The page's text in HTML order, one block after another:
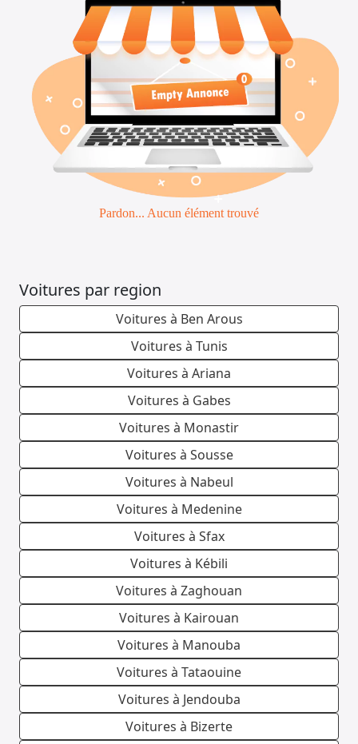
Multimedia
Emploi &
Services
Pardon... Aucun élément trouvé
Voitures par region
Voitures à Ben Arous
Voitures à Tunis
Voitures à Ariana
Voitures à Gabes
Voitures à Monastir
Voitures à Sousse
Voitures à Nabeul
Voitures à Medenine
Voitures à Sfax
Voitures à Kébili
Voitures à Zaghouan
Voitures à Kairouan
Voitures à Manouba
Voitures à Tataouine
Voitures à Jendouba
Voitures à Bizerte